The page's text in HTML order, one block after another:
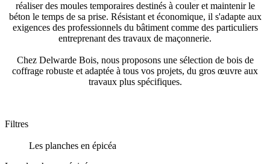
réaliser des moules temporaires destinés à couler et maintenir le
béton le temps de sa prise. Résistant et économique, il s'adapte aux
exigences des professionnels du bâtiment comme des particuliers
entreprenant des travaux de maçonnerie.
Chez Delwarde Bois, nous proposons une sélection de bois de
coffrage robuste et adaptée à tous vos projets, du gros œuvre aux
travaux plus spécifiques.
Filtres
Les planches en épicéa